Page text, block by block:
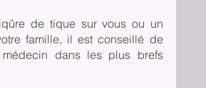
de tique sur vous ou un
famille, il est conseillé de
dans les plus brefs